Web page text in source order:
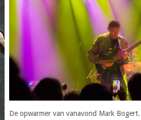
De opwarmer van vanavond Mark